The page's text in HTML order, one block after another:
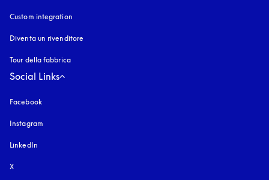
Custom integration
Diventa un rivenditore
Tour della fabbrica
Social Links
Facebook
Instagram
LinkedIn
X